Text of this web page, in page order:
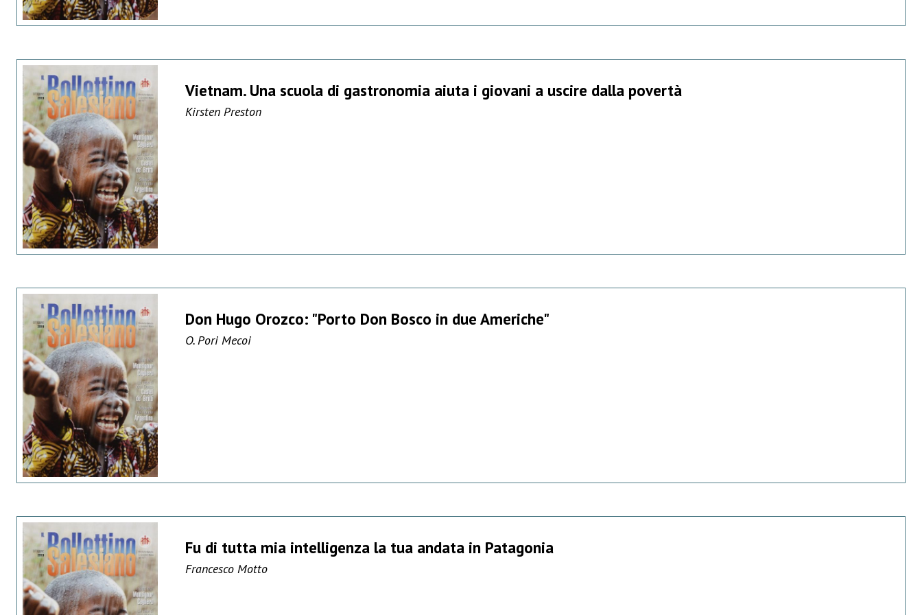
Vietnam. Una scuola di gastronomia aiuta i giovani a uscire dalla povertà
Kirsten Preston
Don Hugo Orozco: "Porto Don Bosco in due Americhe"
O. Pori Mecoi
Fu di tutta mia intelligenza la tua andata in Patagonia
Francesco Motto